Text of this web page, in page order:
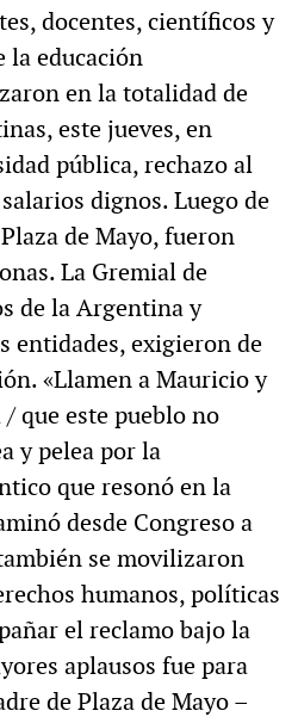
docentes, científicos y
la educación
en la totalidad de
este jueves, en
pública, rechazo al
dignos. Luego de
de Mayo, fueron
La Gremial de
de la Argentina y
entidades, exigieron de
«Llamen a Mauricio y
que este pueblo no
y pelea por la
que resonó en la
desde Congreso a
se movilizaron
humanos, políticas
el reclamo bajo la
aplausos fue para
de Plaza de Mayo –